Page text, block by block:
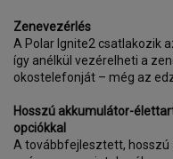
Zenevezérlés
A Polar Ignite2 csatlakozik
így anélkül vezérelheti a
okostelefonját – még az
Hosszú akkumulátor-
opciókkal
A továbbfejlesztett,